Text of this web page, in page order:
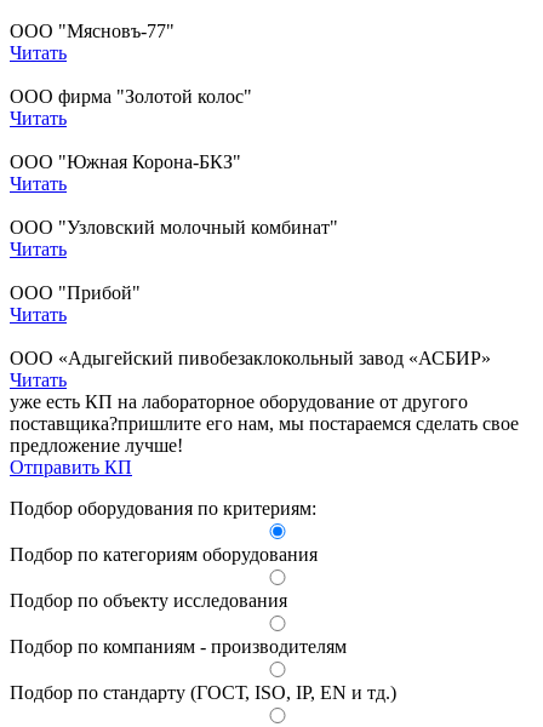
уже есть КП на лабораторное оборудование от другого
поставщика?пришлите его нам, мы постараемся сделать свое
предложение лучше!
Отправить КП
ООО "Мясновъ-77"
Читать
ООО фирма "Золотой колос"
Читать
ООО "Южная Корона-БКЗ"
Читать
ООО "Узловский молочный комбинат"
Читать
ООО "Прибой"
Читать
ООО «Адыгейский пивобезаклокольный завод «АСБИР»
Читать
Подбор оборудования по критериям:
Подбор по категориям оборудования
Подбор по объекту исследования
Подбор по компаниям - производителям
Подбор по стандарту (ГОСТ, ISO, IP, EN и тд.)